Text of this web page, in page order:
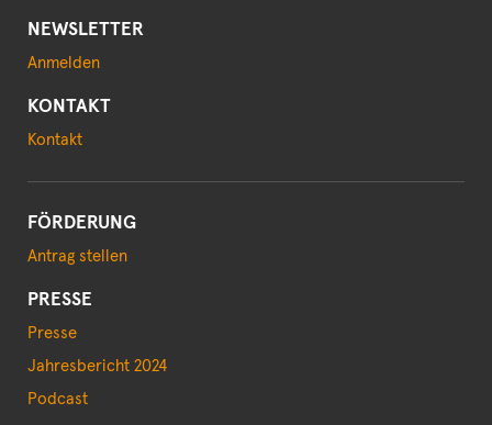
NEWSLETTER
Anmelden
KONTAKT
Kontakt
FÖRDERUNG
Antrag stellen
PRESSE
Presse
Jahresbericht 2024
Podcast